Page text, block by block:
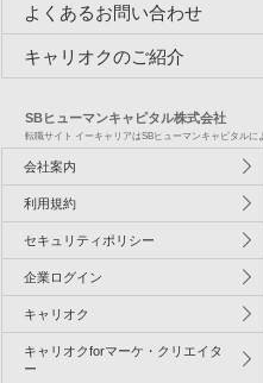
よくあるお問い合わせ
キャリオクのご紹介
SBヒューマンキャピタル株式会社
転職サイト イーキャリアはSBヒューマンキャピタルに
会社案内
利用規約
セキュリティポリシー
企業ログイン
キャリオク
キャリオクforマーケ・クリエイタ
ー